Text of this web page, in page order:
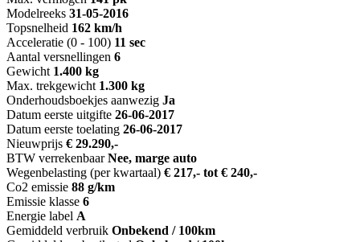
Modelreeks 31-05-2016
Topsnelheid 162 km/h
Acceleratie (0 - 100) 11 sec
Aantal versnellingen 6
Gewicht 1.400 kg
Max. trekgewicht 1.300 kg
Onderhoudsboekjes aanwezig Ja
Datum eerste uitgifte 26-06-2017
Datum eerste toelating 26-06-2017
Nieuwprijs € 29.290,-
BTW verrekenbaar Nee, marge auto
Wegenbelasting (per kwartaal) € 217,- tot € 240,-
Co2 emissie 88 g/km
Emissie klasse 6
Energie label A
Gemiddeld verbruik Onbekend / 100km